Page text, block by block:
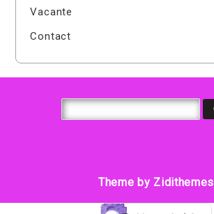
Vacante
Contact
Theme by Zidithemes